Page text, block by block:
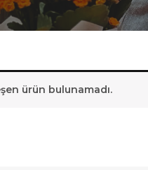
ürün bulunamadı.